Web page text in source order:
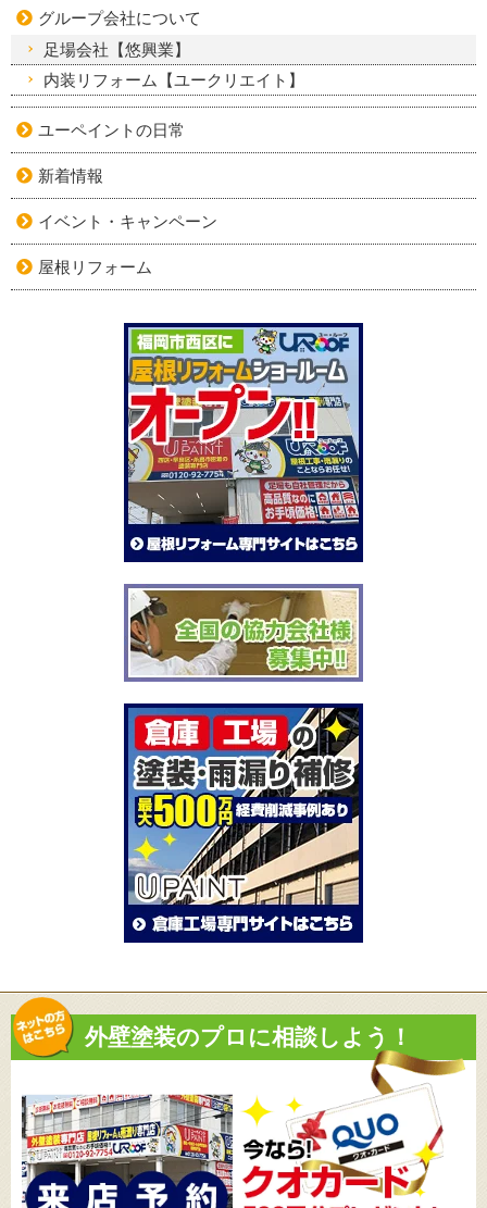
グループ会社について
足場会社【悠興業】
内装リフォーム【ユークリエイト】
ユーペイントの日常
新着情報
イベント・キャンペーン
屋根リフォーム
外壁塗装のプロに相談しよう！